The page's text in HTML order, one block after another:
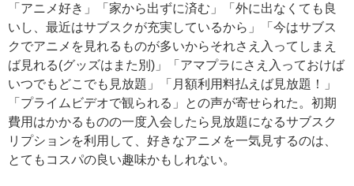
「アニメ好き」「家から出ずに済む」「外に出なくても良
いし、最近はサブスクが充実しているから」「今はサブス
クでアニメを見れるものが多いからそれさえ入ってしまえ
ば見れる(グッズはまた別)」「アマプラにさえ入っておけば
いつでもどこでも見放題」「月額利用料払えば見放題！」
「プライムビデオで観られる」との声が寄せられた。初期
費用はかかるものの一度入会したら見放題になるサブスク
リプションを利用して、好きなアニメを一気見するのは、
とてもコスパの良い趣味かもしれない。